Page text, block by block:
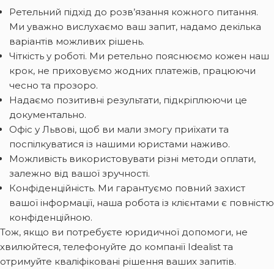
Ретельний підхід до розв’язання кожного питання.
Ми уважно вислухаємо ваш запит, надамо декілька
варіантів можливих рішень.
Чіткість у роботі. Ми ретельно пояснюємо кожен наш
крок, не приховуємо жодних платежів, працюючи
чесно та прозоро.
Надаємо позитивні результати, підкріплюючи це
документально.
Офіс у Львові, щоб ви мали змогу приїхати та
поспілкуватися із нашими юристами наживо.
Можливість використовувати різні методи оплати,
залежно від вашої зручності.
Конфіденційність. Ми гарантуємо повний захист
вашої інформації, наша робота із клієнтами є повністю
конфіденційною.
Тож, якщо ви потребуєте юридичної допомоги, не
хвилюйтеся, телефонуйте до компанії Idealist та
отримуйте кваліфіковані рішення ваших запитів.